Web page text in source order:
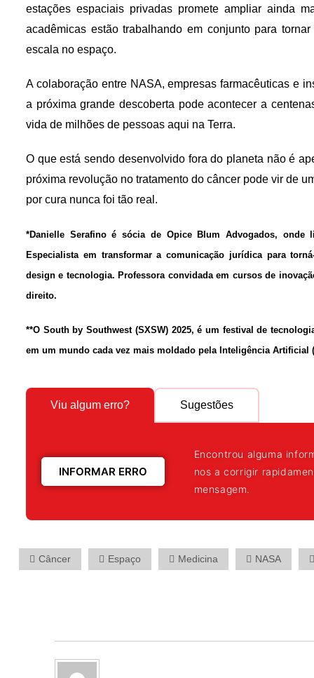
estações espaciais privadas promete ampliar ainda
acadêmicas estão trabalhando em conjunto para
escala no espaço.
A colaboração entre NASA, empresas farmacêuticas e
a próxima grande descoberta pode acontecer a
vida de milhões de pessoas aqui na Terra.
O que está sendo desenvolvido fora do planeta não é
próxima revolução no tratamento do câncer pode vir de
por cura nunca foi tão real.
*Danielle Serafino é sócia de Opice Blum Advogados,
Especialista em transformar a comunicação jurídica para
design e tecnologia. Professora convidada em cursos de
direito.
**O South by Southwest (SXSW) 2025, é um festival de
em um mundo cada vez mais moldado pela Inteligência Artificial
Viu algum erro? Sugestões
INFORMAR ERRO
Encontrou alguma
nos a corrigir
mensagem.
Câncer Espaço Medicina NASA